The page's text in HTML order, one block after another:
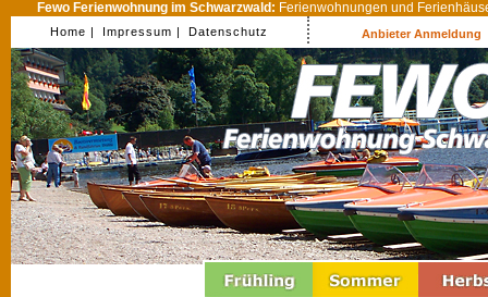
Fewo Ferienwohnung im Schwarzwald: Ferienwohnungen und
Home | Impressum | Datenschutz Anbieter Anmeldung